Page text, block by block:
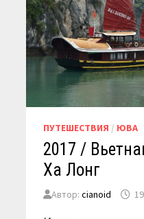
ПУТЕШЕСТВИЯ / ЮВА
2017 /
Ха Лонг
Автор:cianoid